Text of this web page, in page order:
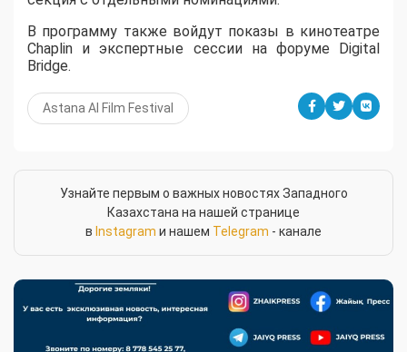
В программу также войдут показы в кинотеатре
Chaplin и экспертные сессии на форуме Digital
Bridge.
Astana AI Film Festival
Узнайте первым о важных новостях Западного
Казахстана на нашей странице
в Instagram и нашем Telegram - канале